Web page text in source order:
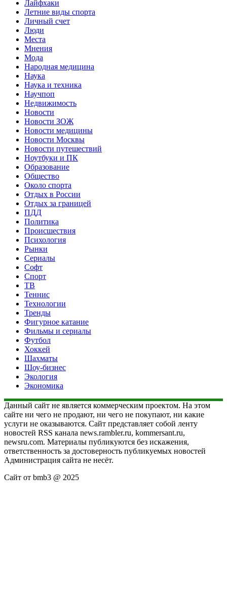
Лайфхаки
Летние виды спорта
Личный счет
Люди
Места
Мнения
Мода
Народная медицина
Наука
Наука и техника
Научпоп
Недвижимость
Новости
Новости ЗОЖ
Новости медицины
Новости Москвы
Новости путешествий
Ноутбуки и ПК
Образование
Общество
Около спорта
Отдых в России
Отдых за границей
ПДД
Политика
Происшествия
Психология
Рынки
Сериалы
Софт
Спорт
ТВ
Теннис
Технологии
Тренды
Фигурное катание
Фильмы и сериалы
Футбол
Хоккей
Шахматы
Шоу-бизнес
Экология
Экономика
Данный сайт не является коммерческим проектом. На этом
сайте ни чего не продают, ни чего не покупают, ни какие
услуги не оказываются. Сайт представляет собой ленту
новостей RSS канала news.rambler.ru, kommersant.ru,
newsru.com. Материалы публикуются без искажения,
ответственность за достоверность публикуемых новостей
Администрация сайта не несёт.
Сайт от bmb3 @ 2025